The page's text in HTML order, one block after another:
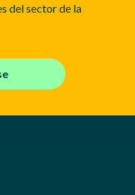
del sector de la